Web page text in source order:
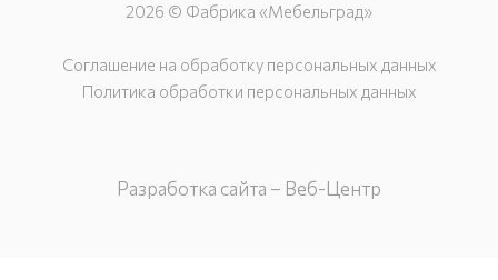
2026 © Фабрика «Мебельград»
Соглашение на обработку персональных данных
Политика обработки персональных данных
Разработка сайта – Веб-Центр